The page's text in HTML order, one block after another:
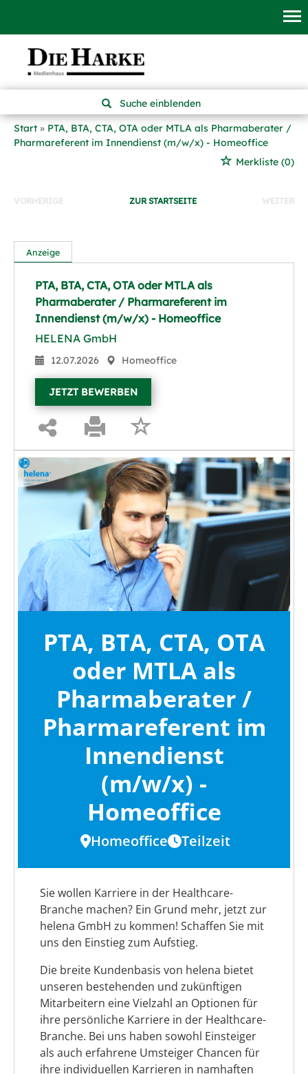
Suche einblenden
Start
PTA, BTA, CTA, OTA oder MTLA als Pharmaberater /
Pharmareferent im Innendienst (m/w/x) - Homeoffice
Merkliste (0)
VORHERIGE ZUR STARTSEITE WEITER
Anzeige
PTA, BTA, CTA, OTA oder MTLA als
Pharmaberater / Pharmareferent im
Innendienst (m/w/x) - Homeoffice
HELENA GmbH
12.07.2026 Homeoffice
JETZT BEWERBEN